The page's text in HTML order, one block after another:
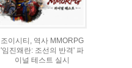
조이시티, 역사 MMORPG
'임진왜란: 조선의 반격' 파
이널 테스트 실시